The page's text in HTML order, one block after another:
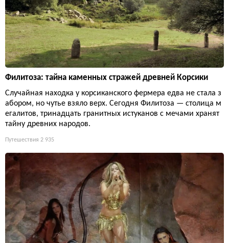
Филитоза: тайна каменных стражей древней Корсики
Случайная находка у корсиканского фермера едва не стала з
абором, но чутье взяло верх. Сегодня Филитоза — столица м
егалитов, тринадцать гранитных истуканов с мечами хранят
тайну древних народов.
Путешествия 2 935